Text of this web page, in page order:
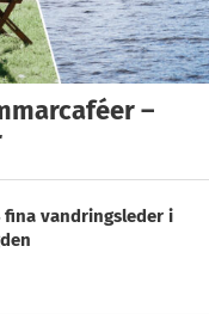
–
fina vandringsleder i